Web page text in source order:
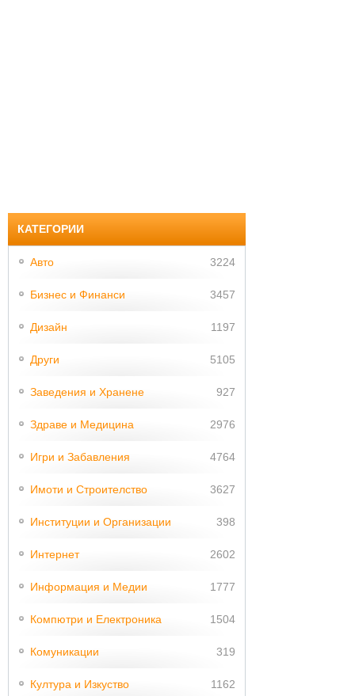
КАТЕГОРИИ
Авто 3224
Бизнес и Финанси 3457
Дизайн 1197
Други 5105
Заведения и Хранене 927
Здраве и Медицина 2976
Игри и Забавления 4764
Имоти и Строителство 3627
Институции и Организации 398
Интернет 2602
Информация и Медии 1777
Компютри и Електроника 1504
Комуникации 319
Култура и Изкуство 1162